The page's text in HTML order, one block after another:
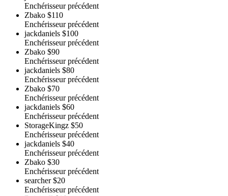
Enchérisseur précédent
Zbako $110
Enchérisseur précédent
jackdaniels $100
Enchérisseur précédent
Zbako $90
Enchérisseur précédent
jackdaniels $80
Enchérisseur précédent
Zbako $70
Enchérisseur précédent
jackdaniels $60
Enchérisseur précédent
StorageKingz $50
Enchérisseur précédent
jackdaniels $40
Enchérisseur précédent
Zbako $30
Enchérisseur précédent
searcher $20
Enchérisseur précédent